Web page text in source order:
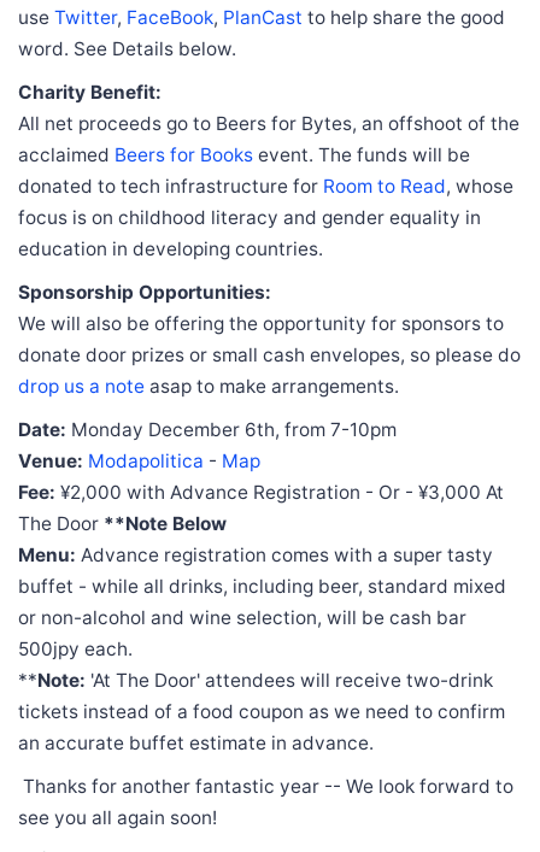
use Twitter, FaceBook, PlanCast to help share the good
word. See Details below.
Charity Benefit:
All net proceeds go to Beers for Bytes, an offshoot of the
acclaimed Beers for Books event. The funds will be
donated to tech infrastructure for Room to Read, whose
focus is on childhood literacy and gender equality in
education in developing countries.
Sponsorship Opportunities:
We will also be offering the opportunity for sponsors to
donate door prizes or small cash envelopes, so please do
drop us a note asap to make arrangements.
Date: Monday December 6th, from 7-10pm
Venue: Modapolitica - Map
Fee: ¥2,000 with Advance Registration - Or - ¥3,000 At
The Door **Note Below
Menu: Advance registration comes with a super tasty
buffet - while all drinks, including beer, standard mixed
or non-alcohol and wine selection, will be cash bar
500jpy each.
**Note: 'At The Door' attendees will receive two-drink
tickets instead of a food coupon as we need to confirm
an accurate buffet estimate in advance.
Thanks for another fantastic year -- We look forward to
see you all again soon!